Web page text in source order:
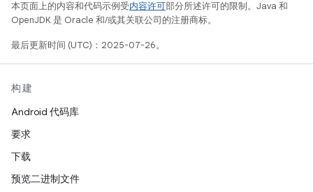
本页面上的内容和代码示例受内容许可部分所述许可的限制。Java 和
OpenJDK 是 Oracle 和/或其关联公司的注册商标。
最后更新时间 (UTC)：2025-07-26。
构建
Android 代码库
要求
下载
预览二进制文件